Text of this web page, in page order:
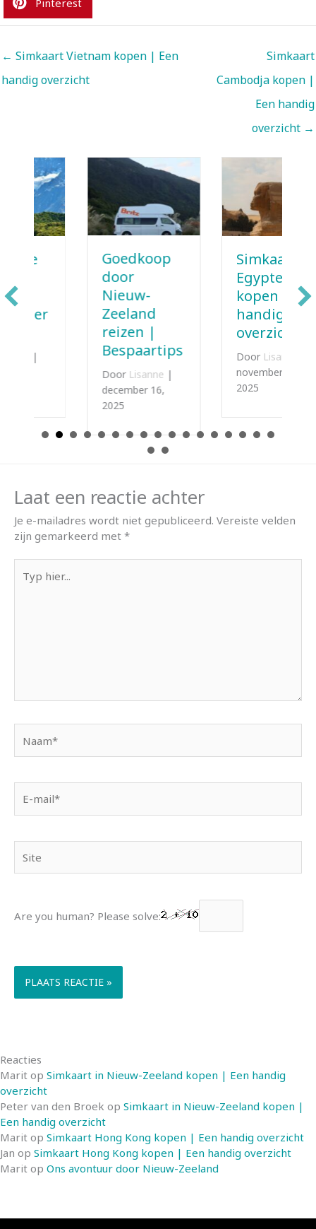
← Simkaart Vietnam kopen | Een
handig overzicht
Simkaart
Cambodja kopen |
Een handig
overzicht →
Goedkoop
Zeeland
Bespaartips
Lisanne |
december 16,
Simkaart
kopen | Een
overzicht
Lisanne |
november 22,
Laat een reactie achter
Je e-mailadres wordt niet gepubliceerd. Vereiste velden
zijn gemarkeerd met *
hier...
mail*
Are you human? Please solve:
Reacties
Marit op Simkaart in Nieuw-Zeeland kopen | Een handig
overzicht
Peter van den Broek op Simkaart in Nieuw-Zeeland kopen |
Een handig overzicht
Marit op Simkaart Hong Kong kopen | Een handig overzicht
Jan op Simkaart Hong Kong kopen | Een handig overzicht
Marit op Ons avontuur door Nieuw-Zeeland